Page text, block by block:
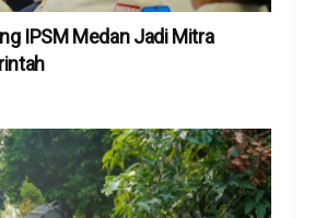
IPSM Medan Jadi Mitra